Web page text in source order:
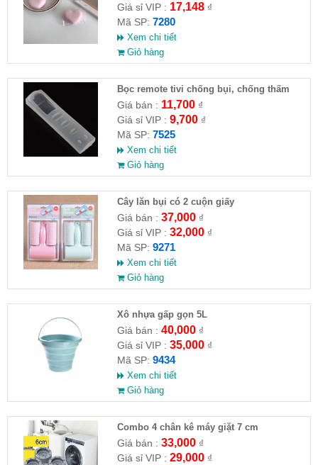
Giá sỉ VIP : 17,148₫
Mã SP: 7280
Xem chi tiết
Giỏ hàng
Bọc remote tivi chống bụi, chống thấm
nước
Giá bán : 11,700₫
Giá sỉ VIP : 9,700₫
Mã SP: 7525
Xem chi tiết
Giỏ hàng
Cây lăn bụi có 2 cuộn giấy
Giá bán : 37,000₫
Giá sỉ VIP : 32,000₫
Mã SP: 9271
Xem chi tiết
Giỏ hàng
Xô nhựa gấp gọn 5L
Giá bán : 40,000₫
Giá sỉ VIP : 35,000₫
Mã SP: 9434
Xem chi tiết
Giỏ hàng
Combo 4 chân kê máy giặt 7 cm
Giá bán : 33,000₫
Giá sỉ VIP : 29,000₫